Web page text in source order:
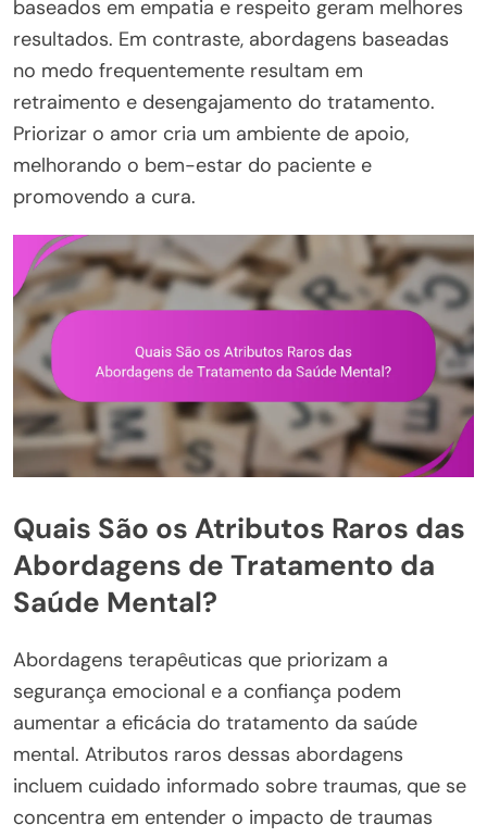
baseados em empatia e respeito geram melhores
resultados. Em contraste, abordagens baseadas
no medo frequentemente resultam em
retraimento e desengajamento do tratamento.
Priorizar o amor cria um ambiente de apoio,
melhorando o bem-estar do paciente e
promovendo a cura.
Quais São os Atributos Raros das
Abordagens de Tratamento da
Saúde Mental?
Abordagens terapêuticas que priorizam a
segurança emocional e a confiança podem
aumentar a eficácia do tratamento da saúde
mental. Atributos raros dessas abordagens
incluem cuidado informado sobre traumas, que se
concentra em entender o impacto de traumas